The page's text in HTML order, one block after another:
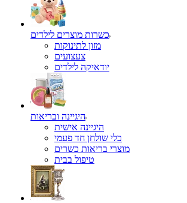
כשרות מוצרים לילדים
מזון לתינוקות
צעצועים
יודאיקה לילדים
היגיינה ובריאות
היגיינה אישית
כלי שולחן חד פעמי
מוצרי בריאות כשרים
טיפול בבית